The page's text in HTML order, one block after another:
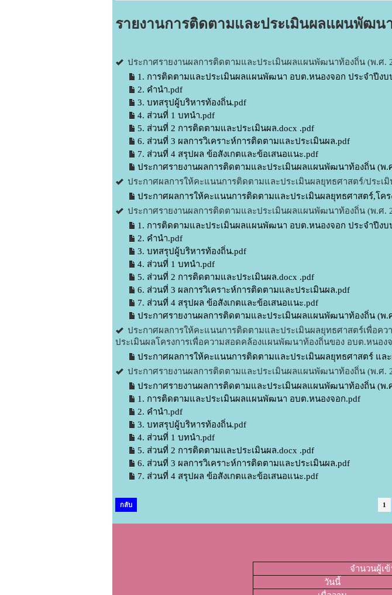
รายงานการติดตามและประเมินผลแผนพัฒน
ประกาศรายงานผลการติดตามและประเมินผลแผนพัฒนาท้องถิ่น (พ.ศ.
1. การติดตามและประเมินผลแผนพัฒนา อบต.หนองจอก ประจำปีงบ
2. คำนำ.pdf
3. บทสรุปผู้บริหารท้องถิ่น.pdf
4. ส่วนที่ 1 บทนำ.pdf
5. ส่วนที่ 2 การติดตามและประเมินผล.docx .pdf
6. ส่วนที่ 3 ผลการวิเคราะห์การติดตามและประเมินผล.pdf
7. ส่วนที่ 4 สรุปผล ข้อสังเกตและข้อเสนอแนะ.pdf
ประกาศรายงานผลการติดตามและประเมินผลแผนพัฒนาท้องถิ่น (พ.
ประกาศผลการให้คะแนนการติดตามและประเมินผลยุทธศาสตร์/ประเ
ประกาศผลการให้คะแนนการติดตามและประเมินผลยุทธศาสตร์,โค
ประกาศรายงานผลการติดตามและประเมินผลแผนพัฒนาท้องถิ่น (พ.ศ.
1. การติดตามและประเมินผลแผนพัฒนา อบต.หนองจอก ประจำปีงบ
2. คำนำ.pdf
3. บทสรุปผู้บริหารท้องถิ่น.pdf
4. ส่วนที่ 1 บทนำ.pdf
5. ส่วนที่ 2 การติดตามและประเมินผล.docx .pdf
6. ส่วนที่ 3 ผลการวิเคราะห์การติดตามและประเมินผล.pdf
7. ส่วนที่ 4 สรุปผล ข้อสังเกตและข้อเสนอแนะ.pdf
ประกาศรายงานผลการติดตามและประเมินผลแผนพัฒนาท้องถิ่น (พ.
ประกาศผลการให้คะแนนการติดตามและประเมินผลยุทธศาสตร์เพื่อ
ประเมินผลโครงการเพื่อความสอดคล้องแผนพัฒนาท้องถิ่นของ อบต.หนอง
ประกาศผลการให้คะแนนการติดตามและประเมินผลยุทธศาสตร์ แล
ประกาศรายงานผลการติดตามและประเมินผลแผนพัฒนาท้องถิ่น (พ.ศ.
ประกาศรายงานผลการติดตามและประเมินผลแผนพัฒนาท้องถิ่น (พ.
1. การติดตามและประเมินผลแผนพัฒนา อบต.หนองจอก.pdf
2. คำนำ.pdf
3. บทสรุปผู้บริหารท้องถิ่น.pdf
4. ส่วนที่ 1 บทนำ.pdf
5. ส่วนที่ 2 การติดตามและประเมินผล.docx .pdf
6. ส่วนที่ 3 ผลการวิเคราะห์การติดตามและประเมินผล.pdf
7. ส่วนที่ 4 สรุปผล ข้อสังเกตและข้อเสนอแนะ.pdf
กลับ 1
จำนวนผู้เ
วันนี้